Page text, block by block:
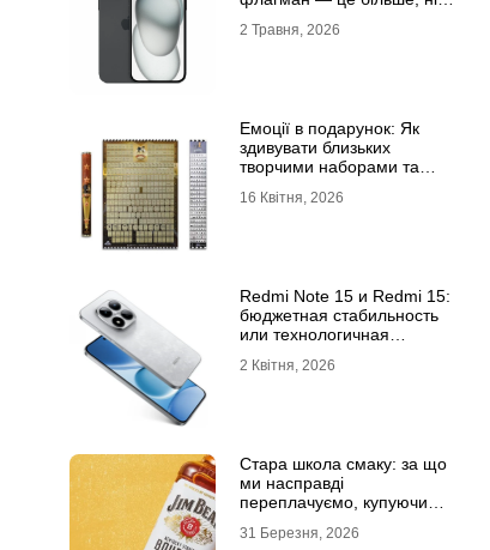
2 Травня, 2026
Емоції в подарунок: Як
здивувати близьких
творчими наборами та
16 Квітня, 2026
Redmi Note 15 и Redmi 15:
бюджетная стабильность
или технологичная
2 Квітня, 2026
Стара школа смаку: за що
ми насправді
переплачуємо, купуючи
31 Березня, 2026